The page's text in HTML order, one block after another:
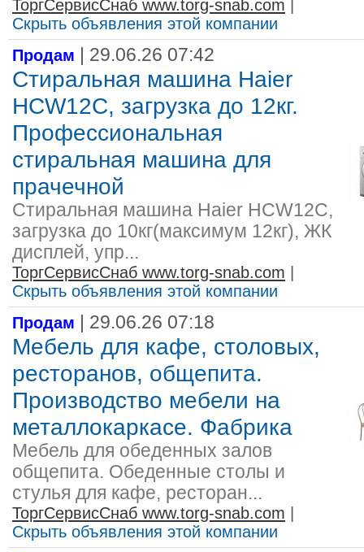
ТоргСервисСнаб www.torg-snab.com
Скрыть объявления этой компании
Продам
| 29.06.26 07:42
Стиральная машина Haier
HCW12C, загрузка до 12кг.
Профессиональная
стиральная машина для
прачечной
Стиральная машина Haier HCW12C,
загрузка до 10кг(максимум 12кг), ЖК
дисплей, упр...
ТоргСервисСнаб www.torg-snab.com
Скрыть объявления этой компании
Продам
| 29.06.26 07:18
Мебель для кафе, столовых,
ресторанов, общепита.
Производство мебели на
металлокаркасе. Фабрика
Мебель для обеденных залов
общепита. Обеденные столы и
стулья для кафе, ресторан...
ТоргСервисСнаб www.torg-snab.com
Скрыть объявления этой компании